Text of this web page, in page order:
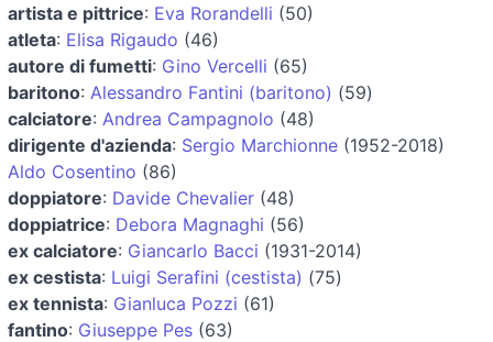
artista e pittrice: Eva Rorandelli (50)
atleta: Elisa Rigaudo (46)
autore di fumetti: Gino Vercelli (65)
baritono: Alessandro Fantini (baritono) (59)
calciatore: Andrea Campagnolo (48)
dirigente d'azienda: Sergio Marchionne (1952-2018)
Aldo Cosentino (86)
doppiatore: Davide Chevalier (48)
doppiatrice: Debora Magnaghi (56)
ex calciatore: Giancarlo Bacci (1931-2014)
ex cestista: Luigi Serafini (cestista) (75)
ex tennista: Gianluca Pozzi (61)
fantino: Giuseppe Pes (63)